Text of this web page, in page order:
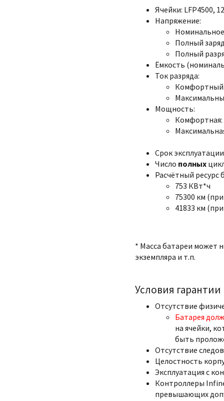
Ячейки: LFP4500,
Напряжение:
Полный
Полный
Ёмкость
Ток разряда:
Комфортный:
Мощность:
Комфортная:
Срок
Число полных
Расчётный ресурс
753 КВт*ч
75300 км
41833 км
* Масса батареи может
экземпляра и т.п.
Условия гарантии
Отсутствие
Батарея
на ячейки,
быть
Отсутствие
Целостность
Эксплуатация с
Контроллеры
превышающих